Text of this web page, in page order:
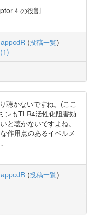
4 の役割
(投稿一覧)
聴かないですね。(ここ
ンもTLR4活性化阻害効
と聴かないですよね。
作用点のあるイベルメ
(投稿一覧)